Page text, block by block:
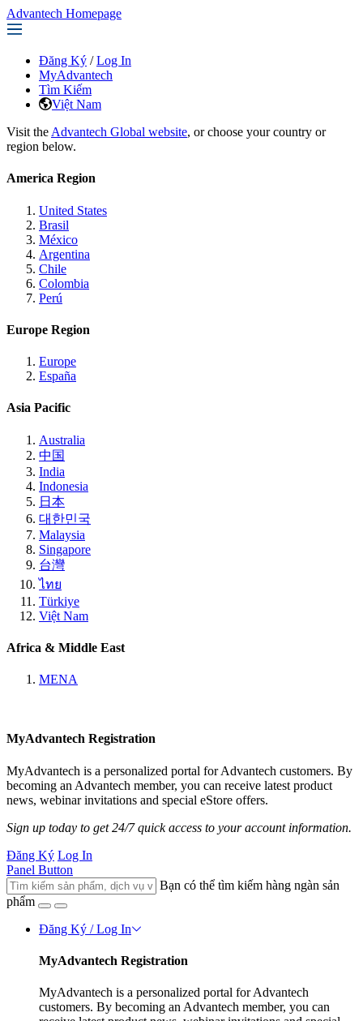
Advantech Homepage
Đăng Ký / Log In
MyAdvantech
Tìm Kiếm
Việt Nam
Visit the Advantech Global website, or choose your country or
region below.
America Region
United States
Brasil
México
Argentina
Chile
Colombia
Perú
Europe Region
Europe
España
Asia Pacific
Australia
中国
India
Indonesia
日本
대한민국
Malaysia
Singapore
台灣
ไทย
Türkiye
Việt Nam
Africa & Middle East
MENA
MyAdvantech Registration
MyAdvantech is a personalized portal for Advantech customers. By
becoming an Advantech member, you can receive latest product
news, webinar invitations and special eStore offers.
Sign up today to get 24/7 quick access to your account information.
Đăng Ký Log In
Panel Button
Bạn có thể tìm kiếm hàng ngàn sản
phẩm
Đăng Ký / Log In
MyAdvantech Registration
MyAdvantech is a personalized portal for Advantech
customers. By becoming an Advantech member, you can